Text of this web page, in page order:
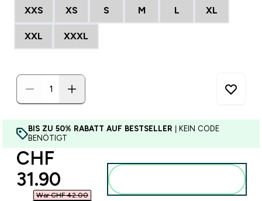
XXS XS S M L XL
XXL XXXL
BIS ZU 50% RABATT AUF BESTSELLER | KEIN CODE
BENÖTIGT
discounted price
CHF
31.90‎
War CHF 42.00‎